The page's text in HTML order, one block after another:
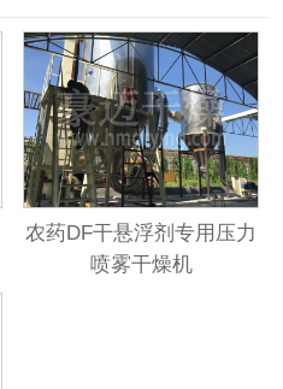
农药DF干悬浮剂专用压力
喷雾干燥机